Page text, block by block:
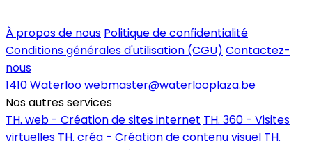
À propos de nous Politique de confidentialité
Conditions générales d'utilisation (CGU) Contactez-
nous
1410 Waterloowebmaster@waterlooplaza.be
Nos autres services
TH. web - Création de sites internet TH. 360 - Visites
virtuelles TH. créa - Création de contenu visuel TH.